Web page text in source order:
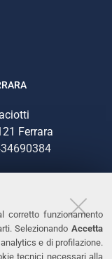
corretto funzionamento
Selezionando Accetta
e di profilazione.
tecnici necessari alla
Ferrara